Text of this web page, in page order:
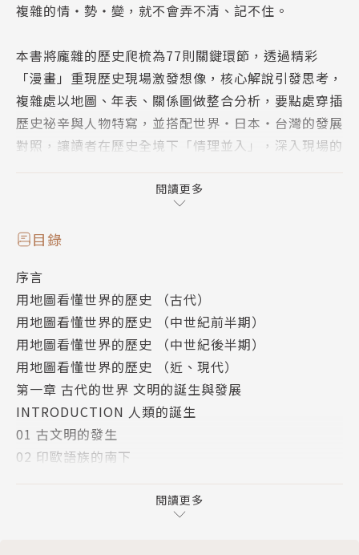
複雜的情‧勢‧變，就不會弄不清、記不住。
本書將龐雜的歷史爬梳為77則關鍵環節，透過精彩
「漫畫」重現歷史現場激發想像，核心解說引發思考，
複雜處以地圖、年表、關係圖做整合分析，要點處穿插
歷史祕辛與人物特寫，並搭配世界‧日本‧台灣的發展
對照，讓讀者在歷史全境下「情理並入」，深入現場的
●書裡附有地圖、年表，可對照當時的台灣
●77個視覺現場
●核心解說、透視祕辛
猜猜看，這些是哪一段歷史的場景：
‧敵軍居然派出大象應戰！總之想先辦法打倒它！（參
見事件09）
‧千里迢迢傳達聖旨卻被對方一口回絕，落寞踏上的回
途，卻成了絲路？（參見事件17）
‧神聖的教會，怎能容許有人透過私下金錢交易當上主
‧溫文儒雅的漢人，為何只能忍辱跪在蒙古人的跟前？
閱讀更多
目錄
序言
用地圖看懂世界的歷史 （古代）
用地圖看懂世界的歷史 （中世紀前半期）
用地圖看懂世界的歷史 （中世紀後半期）
用地圖看懂世界的歷史 （近、現代）
第一章 古代的世界 文明的誕生與發展
INTRODUCTION 人類的誕生
01 古文明的發生
02 印歐語族的南下
閱讀更多